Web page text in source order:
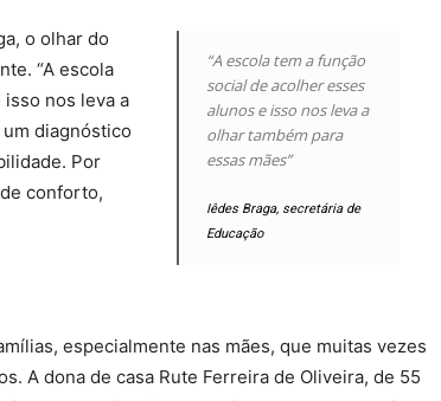
“A escola tem a função
social de acolher esses
alunos e isso nos leva a
olhar também para
essas mães”
Iêdes Braga, secretária de
Educação
o olhar do
“A escola
nos leva a
diagnóstico
Por
conforto,
especialmente nas mães, que muitas vezes
A dona de casa Rute Ferreira de Oliveira, de 55